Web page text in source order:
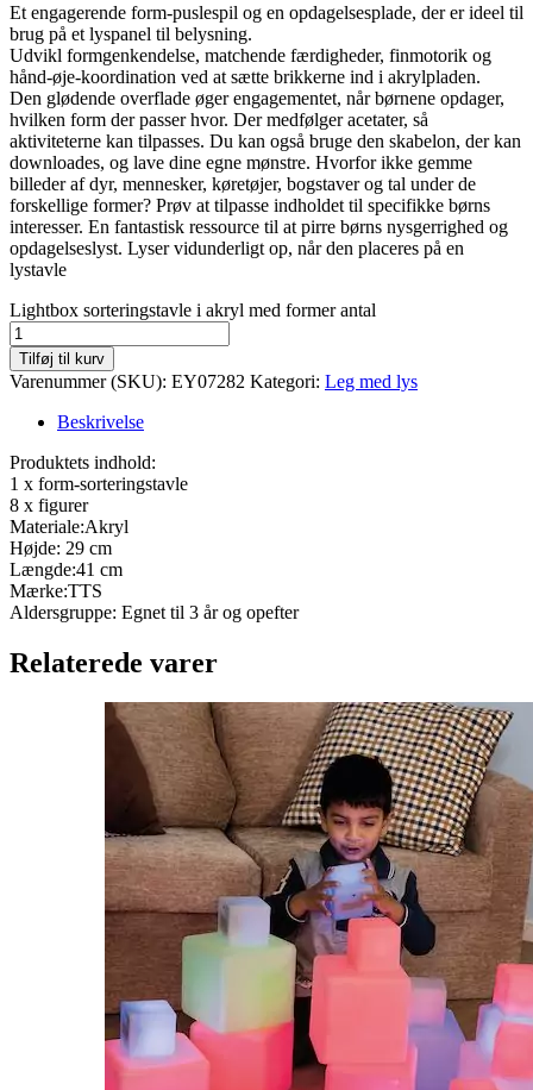
Et engagerende form-puslespil og en opdagelsesplade, der er ideel til
brug på et lyspanel til belysning.
Udvikl formgenkendelse, matchende færdigheder, finmotorik og
hånd-øje-koordination ved at sætte brikkerne ind i akrylpladen.
Den glødende overflade øger engagementet, når børnene opdager,
hvilken form der passer hvor. Der medfølger acetater, så
aktiviteterne kan tilpasses. Du kan også bruge den skabelon, der kan
downloades, og lave dine egne mønstre. Hvorfor ikke gemme
billeder af dyr, mennesker, køretøjer, bogstaver og tal under de
forskellige former? Prøv at tilpasse indholdet til specifikke børns
interesser. En fantastisk ressource til at pirre børns nysgerrighed og
opdagelseslyst. Lyser vidunderligt op, når den placeres på en
lystavle
Lightbox sorteringstavle i akryl med former antal
Tilføj til kurv
Varenummer (SKU): EY07282 Kategori: Leg med lys
Beskrivelse
Produktets indhold:
1 x form-sorteringstavle
8 x figurer
Materiale:Akryl
Højde: 29 cm
Længde:41 cm
Mærke:TTS
Aldersgruppe: Egnet til 3 år og opefter
Relaterede varer